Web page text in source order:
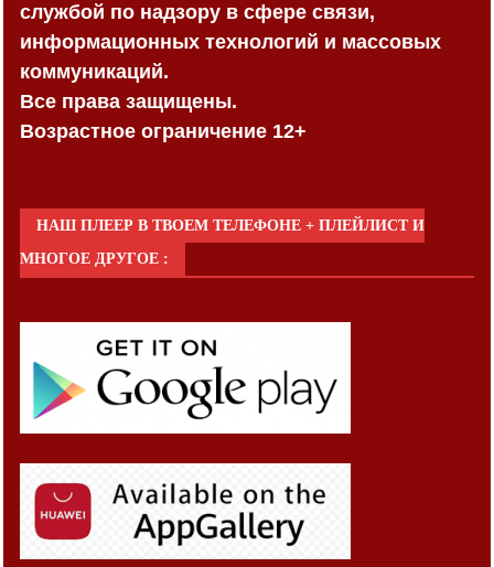
службой по надзору в сфере связи,
информационных технологий и массовых
коммуникаций.
Все права защищены.
Возрастное ограничение 12+
НАШ ПЛЕЕР В ТВОЕМ ТЕЛЕФОНЕ + ПЛЕЙЛИСТ И
МНОГОЕ ДРУГОЕ :